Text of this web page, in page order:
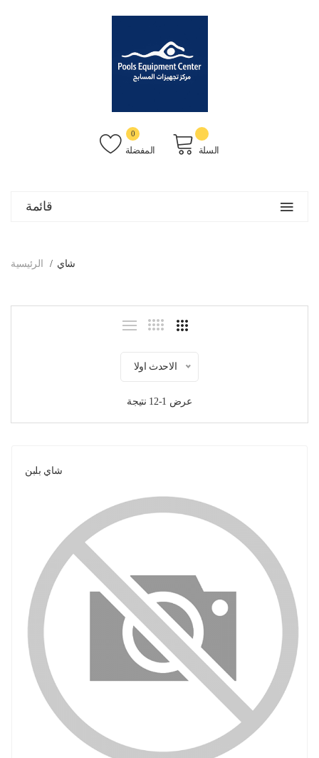
المفضلة
0
السلة
قائمة
الرئيسية شاي
الاحدث اولا
عرض 1-12 نتيجة
شاي بلبن